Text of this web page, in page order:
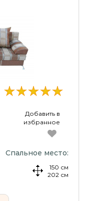
Добавить в
избранное
Спальное место:
150 см
202 см